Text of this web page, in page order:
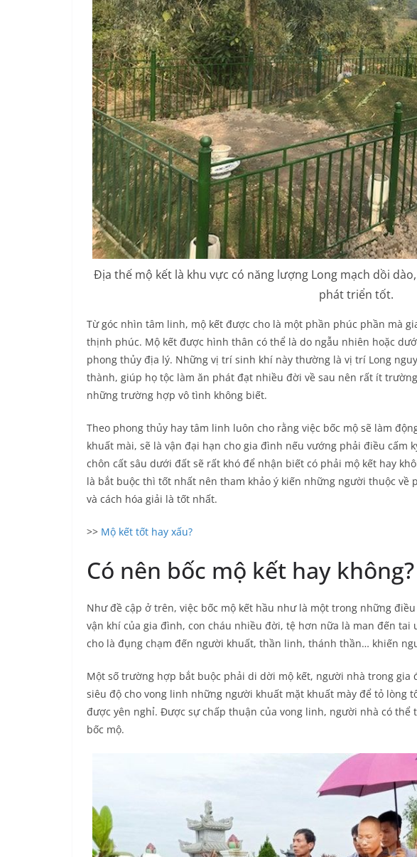
Địa thế mộ kết là khu vực có năng lượng Long mạch dồi
phát triển tốt.
Từ góc nhìn tâm linh, mộ kết được cho là một phần phúc phần mà
thịnh phúc. Mộ kết được hình thân có thể là do ngẫu nhiên hoặc
phong thủy địa lý. Những vị trí sinh khí này thường là vị trí Long
thành, giúp họ tộc làm ăn phát đạt nhiều đời về sau nên rất ít
những trường hợp vô tình không biết.
Theo phong thủy hay tâm linh luôn cho rằng việc bốc mộ sẽ làm
khuất mài, sẽ là vận đại hạn cho gia đình nếu vướng phải điều cấm
chôn cất sâu dưới đất sẽ rất khó để nhận biết có phải mộ kết hay
là bắt buộc thì tốt nhất nên tham khảo ý kiến những người thuộc về
và cách hóa giải là tốt nhất.
>> Mộ kết tốt hay xấu?
Có nên bốc mộ kết hay không?
Như đề cập ở trên, việc bốc mộ kết hầu như là một trong những
vận khí của gia đình, con cháu nhiều đời, tệ hơn nữa là man đến tai
cho là đụng chạm đến người khuất, thần linh, thánh thần… khiến
Một số trường hợp bắt buộc phải di dời mộ kết, người nhà trong gia
siêu độ cho vong linh những người khuất mặt khuất mày để tỏ lòng
được yên nghỉ. Được sự chấp thuận của vong linh, người nhà có thể
bốc mộ.